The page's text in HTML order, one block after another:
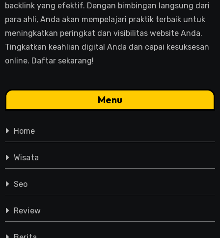
backlink yang efektif. Dengan bimbingan langsung dari
para ahli, Anda akan mempelajari praktik terbaik untuk
meningkatkan peringkat dan visibilitas website Anda.
Tingkatkan keahlian digital Anda dan capai kesuksesan
online. Daftar sekarang!
Menu
Home
Wisata
Seo
Review